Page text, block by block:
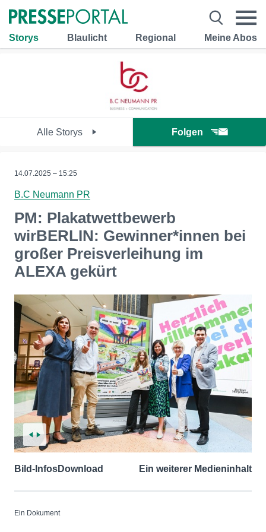
Storys Blaulicht Regional Meine Abos
Alle Storys Folgen
14.07.2025 – 15:25
B.C Neumann PR
PM: Plakatwettbewerb
wirBERLIN: Gewinner*innen bei
großer Preisverleihung im
ALEXA gekürt
Bild-InfosDownload Ein weiterer Medieninhalt
Ein Dokument